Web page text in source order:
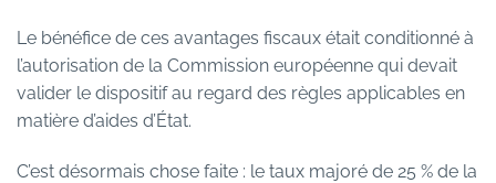
Le bénéfice de ces avantages fiscaux était conditionné à
l’autorisation de la Commission européenne qui devait
valider le dispositif au regard des règles applicables en
matière d’aides d’État.
C’est désormais chose faite : le taux majoré de 25 % de la